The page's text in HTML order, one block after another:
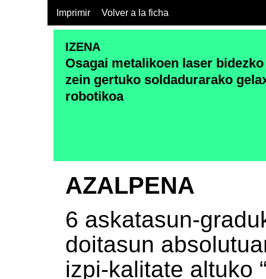
Imprimir Volver a la ficha
IZENA
Osagai metalikoen laser
zein gertuko soldadurarako
robotikoa
AZALPENA
6 askatasun-
doitasun
izpi-kalitate altuko